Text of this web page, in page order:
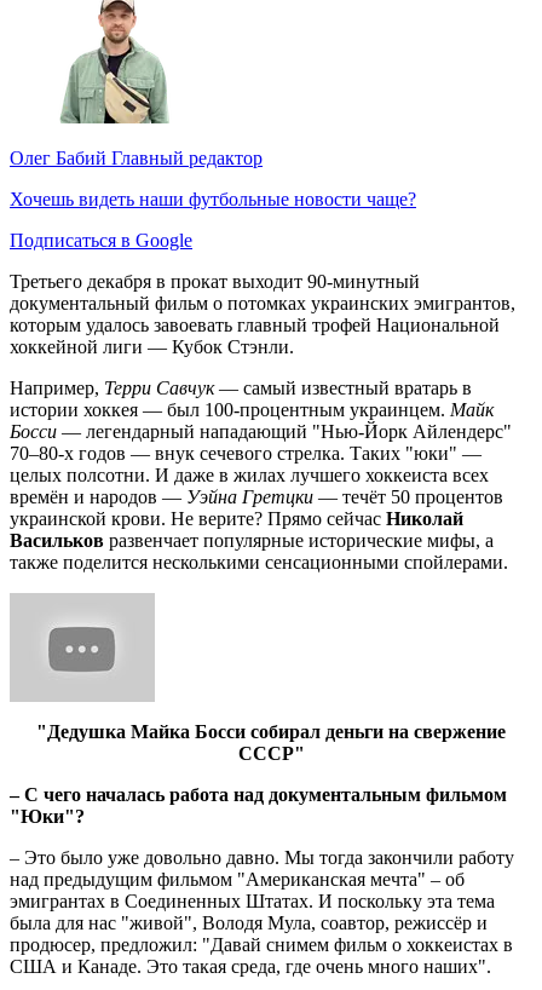
Олег Бабий Главный редактор
Хочешь видеть наши футбольные новости чаще?
Подписаться в Google
Третьего декабря в прокат выходит 90-минутный
документальный фильм о потомках украинских эмигрантов,
которым удалось завоевать главный трофей Национальной
хоккейной лиги — Кубок Стэнли.
Например, Терри Савчук— самый известный вратарь в
истории хоккея — был 100-процентным украинцем. Майк
Босси — легендарный нападающий "Нью-Йорк Айлендерс"
70–80-х годов — внук сечевого стрелка. Таких "юки" —
целых полсотни. И даже в жилах лучшего хоккеиста всех
времён и народов — Уэйна Гретцки — течёт 50 процентов
украинской крови. Не верите? Прямо сейчас Николай
Васильков развенчает популярные исторические мифы, а
также поделится несколькими сенсационными спойлерами.
"Дедушка Майка Босси собирал деньги на свержение
СССР"
– С чего началась работа над документальным фильмом
"Юки"?
– Это было уже довольно давно. Мы тогда закончили работу
над предыдущим фильмом "Американская мечта" – об
эмигрантах в Соединенных Штатах. И поскольку эта тема
была для нас "живой", Володя Мула, соавтор, режиссёр и
продюсер, предложил: "Давай снимем фильм о хоккеистах в
США и Канаде. Это такая среда, где очень много наших".